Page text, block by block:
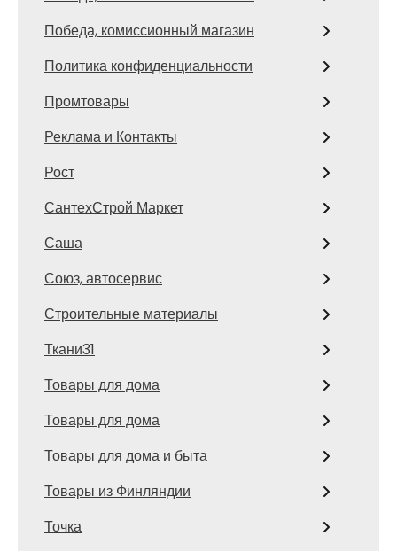
Победа, комиссионный магазин
Политика конфиденциальности
Промтовары
Реклама и Контакты
Рост
СантехСтрой Маркет
Саша
Союз, автосервис
Строительные материалы
Ткани31
Товары для дома
Товары для дома
Товары для дома и быта
Товары из Финляндии
Точка